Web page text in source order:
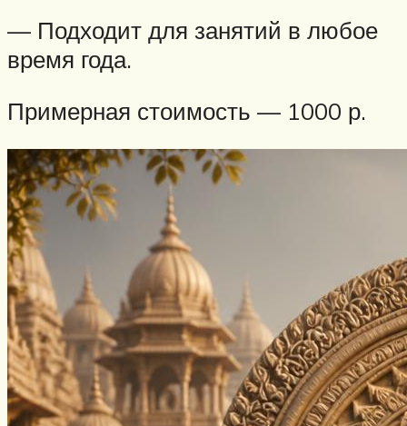
— Подходит для занятий в любое
время года.
Примерная стоимость — 1000 р.